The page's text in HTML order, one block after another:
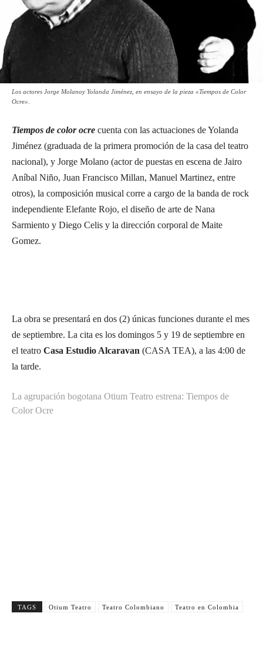
Los actores Jorge Molanoy Yolanda Jiménez, en ensayo de la pieza «Tiempos de Color
Ocre».
Tiempos de color ocre cuenta con las actuaciones de Yolanda
Jiménez (graduada de la primera promoción de la casa del teatro
nacional), y Jorge Molano (actor de puestas en escena de Jairo
Aníbal Niño, Juan Francisco Millan, Manuel Martinez, entre
otros), la composición musical corre a cargo de la banda de rock
independiente Elefante Rojo, el diseño de arte de Nana
Sarmiento y Diego Celis y la dirección corporal de Maite
Gomez.
La obra se presentará en dos (2) únicas funciones durante el mes
de septiembre. La cita es los domingos 5 y 19 de septiembre en
el teatro Casa Estudio Alcaravan (CASA TEA), a las 4:00 de
la tarde.
La agrupación bogotana Otium Teatro estrena: Tiempos de
Color Ocre
i
lTAGS Otium Teatro Teatro Colombiano Teatro en Colombia